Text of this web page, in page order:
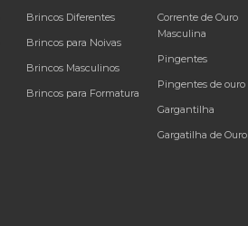
Brincos Diferentes
Brincos para Noivas
Brincos Masculinos
Brincos para Formatura
Corrente de Ouro
Masculina
Pingentes
Pingentes de ouro
Gargantilha
Gargatilha de Ouro